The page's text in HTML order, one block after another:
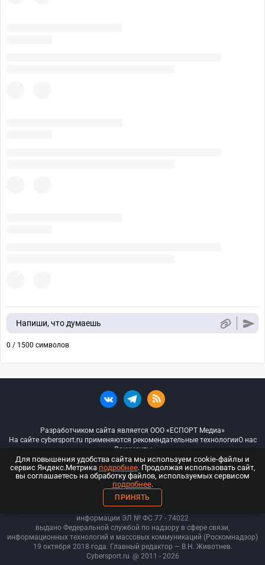
Напиши, что думаешь
0 / 1500 символов
Разработчиком сайта является ООО «ЕСПОРТ Медиа»
На сайте cybersport.ru применяются рекомендательные технологииО нас
Документы
© ООО «Киберспорт.ру» — Все права защищены
18+
ООО «Киберспорт.ру». Свидетельство о регистрации средств массовой
информации ЭЛ № ФС 77 - 74022
выдано Федеральной службой по надзору в сфере связи,
информационных технологий и массовых коммуникаций (Роскомнадзор)
19 октября 2018 года. Главный редактор — В.Н. Животнев.
Cybersport.ru @ 2011 - 2026
Для повышения удобства сайта мы используем cookie-файлы и
сервис Яндекс.Метрика подробнее. Продолжая использовать сайт,
вы соглашаетесь на обработку файлов, используемых сервисом
подробнее.
ПРИНЯТЬ